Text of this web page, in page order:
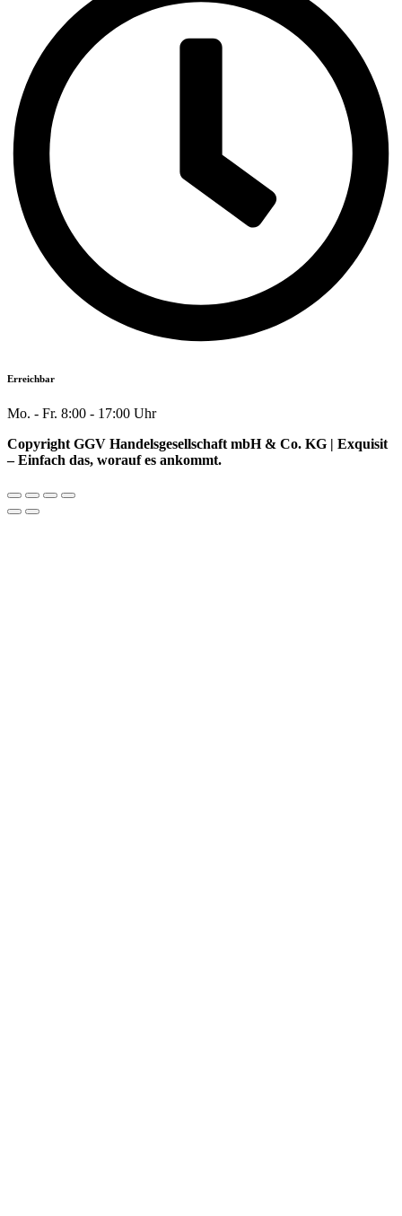
Erreichbar
Mo. - Fr. 8:00 - 17:00 Uhr
Copyright GGV Handelsgesellschaft mbH & Co. KG | Exquisit
– Einfach das, worauf es ankommt.